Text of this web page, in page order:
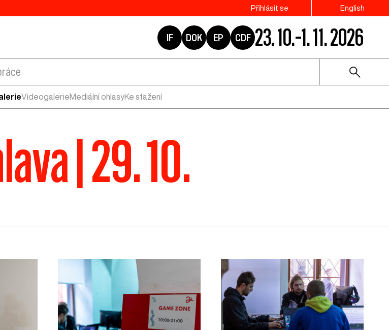
Přihlásit se English
IF DOK EP CDF 23. 10.–1. 11. 2026
VideogalerieMediální ohlasyKe stažení
| 29. 10.